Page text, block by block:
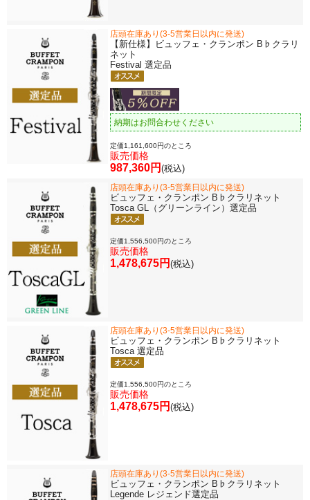
店頭在庫あり(3-5営業日以内に発送)
【新仕様】ビュッフェ・クランポン B♭クラリ
ネット
Festival 選定品
納期はお問合わせください
定価1,161,600円のところ
販売価格
987,360円 (税込)
店頭在庫あり(3-5営業日以内に発送)
ビュッフェ・クランポン B♭クラリネット
Tosca GL（グリーンライン）選定品
定価1,556,500円のところ
販売価格
1,478,675円 (税込)
店頭在庫あり(3-5営業日以内に発送)
ビュッフェ・クランポン B♭クラリネット
Tosca 選定品
定価1,556,500円のところ
販売価格
1,478,675円 (税込)
店頭在庫あり(3-5営業日以内に発送)
ビュッフェ・クランポン B♭クラリネット
Legende レジェンド選定品